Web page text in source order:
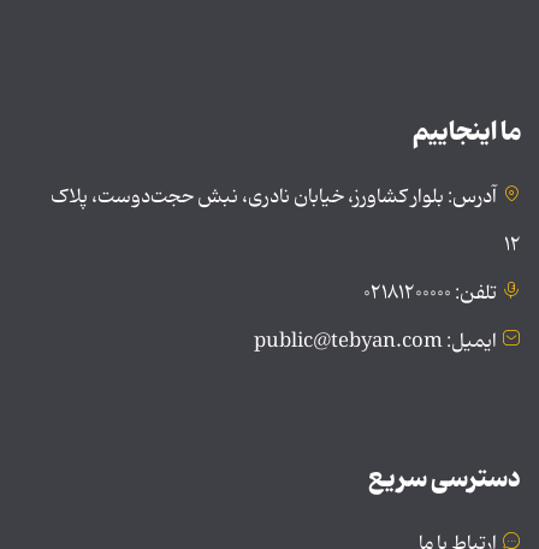
ما اینجاییم
آدرس: بلوار کشاورز، خیابان نادری، نبش حجت‌دوست، پلاک
۱۲
تلفن: ۰۲۱۸۱۲۰۰۰۰۰
ایمیل: public@tebyan.com
دسترسی سریع